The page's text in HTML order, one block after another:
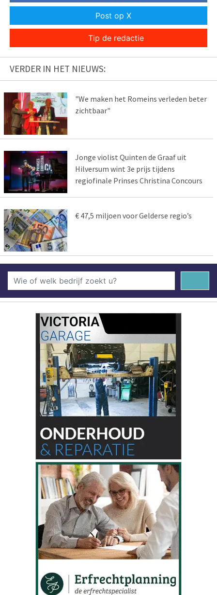
Post op X
Tip de redactie
VERDER IN HET NIEUWS:
"We maken het Romeins verleden beter
zichtbaar"
Jonge violist Quinten de Graaf uit
Hilversum wint 3e prijs tijdens
regiofinale Prinses Christina Concours
€ 47,5 miljoen voor Gelderse regio’s